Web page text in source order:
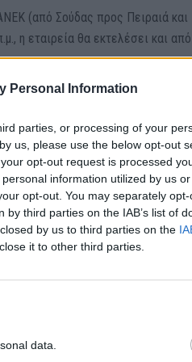
Personal Information
parties, or processing of your
us, please use the below opt-out
opt-out request is processed
information utilized by us
opt-out. You may separately
third parties on the IAB’s list of
by us to third parties on the
it to other third parties.
data.
(από Σούδας προς Πειραιά και
η εταιρεία θα εκτελέσει και
ή Πειραιά στις 7 μ.μ.
45 ευρώ (αριθμημένα
ευρώ. Το κόστος για το